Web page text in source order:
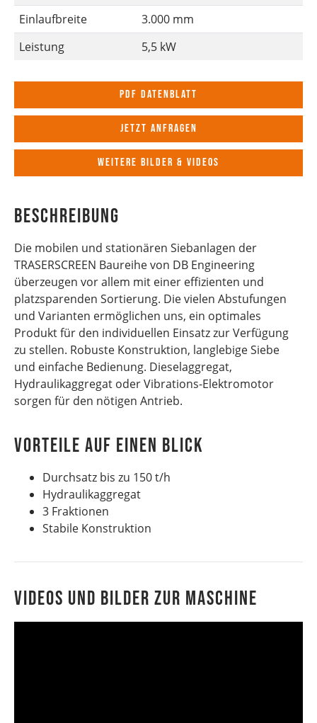
Einlaufbreite
3.000 mm
Leistung
5,5 kW
PDF Datenblatt
Jetzt anfragen
Weitere Bilder & Videos
Beschreibung
Die mobilen und stationären Siebanlagen der
TRASERSCREEN Baureihe von DB Engineering
überzeugen vor allem mit einer effizienten und
platzsparenden Sortierung. Die vielen Abstufungen
und Varianten ermöglichen uns, ein optimales
Produkt für den individuellen Einsatz zur Verfügung
zu stellen. Robuste Konstruktion, langlebige Siebe
und einfache Bedienung. Dieselaggregat,
Hydraulikaggregat oder Vibrations-Elektromotor
sorgen für den nötigen Antrieb.
VORTEILE AUF EINEN BLICK
Durchsatz bis zu 150 t/h
Hydraulikaggregat
3 Fraktionen
Stabile Konstruktion
Videos und Bilder zur Maschine